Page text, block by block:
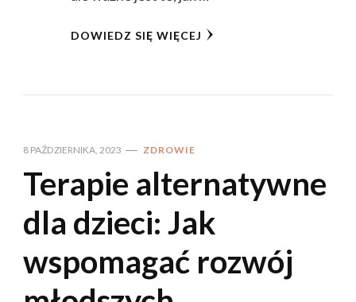
DOWIEDZ SIĘ WIĘCEJ
8 PAŹDZIERNIKA, 2023 ZDROWIE
Terapie alternatywne
dla dzieci: Jak
wspomagać rozwój